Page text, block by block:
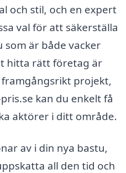
och stil, och en expert
val för att säkerställa
är både vacker
hitta rätt företag är
projekt,
kan du enkelt få
aktörer i ditt område.
av i din nya bastu,
all den tid och